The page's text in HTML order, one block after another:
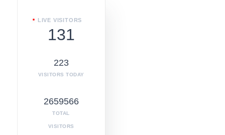
LIVE VISITORS
131
223
VISITORS TODAY
2659566
TOTAL
VISITORS